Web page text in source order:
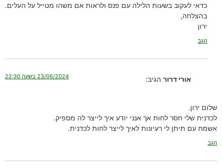
כדאי לעקוב בשעות הלילה עם פנס ולראות אם משהו מטייל על העלים.
בהצלחה,
ירון
הגב
אורי דרור הגיב: 23/06/2024 בשעה 22:30
שלום ירון.
לכדנית שלי חסר לחות אך אנני יודע איך לייצר לה מספיק.
אשמח עם תיתן לי רעיונות לאיך לייצר לחות לכדנית.
הגב